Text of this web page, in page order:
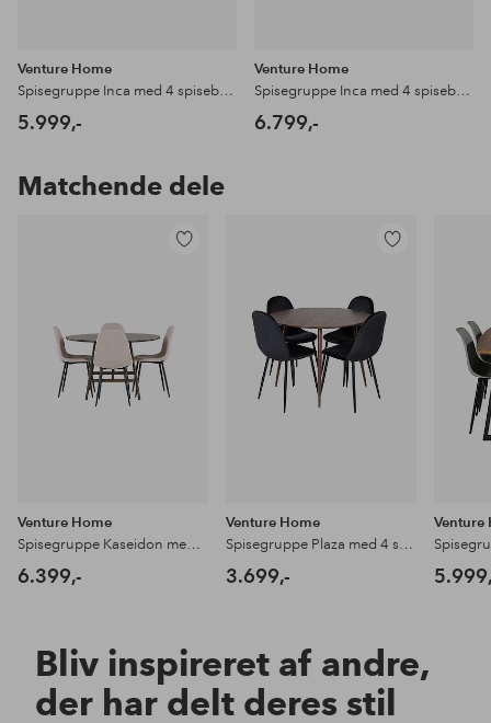
Venture Home
Spisegruppe Inca med 4 spisebordsstole Polar
5.999,-
Venture Home
Spisegruppe Inca med 4 spisebordsstole Polar
6.799,-
Matchende dele
Venture Home
Spisegruppe Kaseidon med 4 stole Polar
6.399,-
Venture Home
Spisegruppe Plaza med 4 stole Polar
3.699,-
Venture
Bliv inspireret af andre,
der har delt deres stil